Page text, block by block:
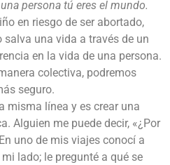
persona tú eres el mundo.
en riesgo de ser abortado,
una vida a través de un
en la vida de una persona.
colectiva, podremos
seguro.
misma línea y es crear una
Alguien me puede decir, «¿Por
uno de mis viajes conocí a
lado; le pregunté a qué se